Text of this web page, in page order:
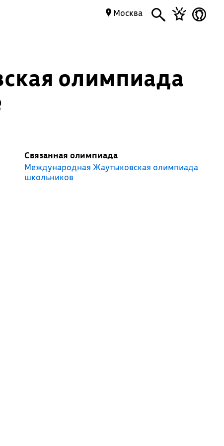
Москва
олимпиада
Связанная олимпиада
Международная Жаутыковская олимпиада
школьников